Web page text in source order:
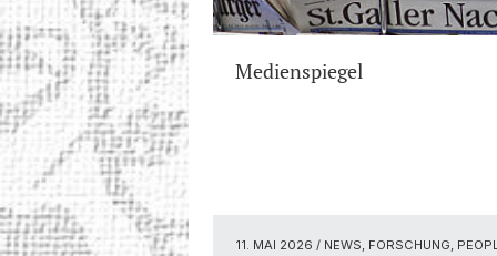
Medienspiegel
11. MAI 2026 / NEWS, FORSCHUNG,